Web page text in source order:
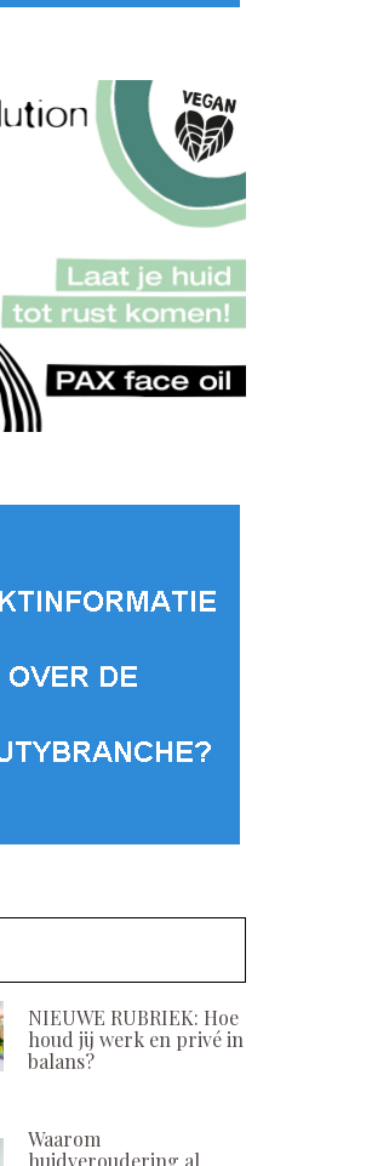
NIEUWE RUBRIEK: Hoe
houd jij werk en privé in
balans?
Waarom
huidveroudering al